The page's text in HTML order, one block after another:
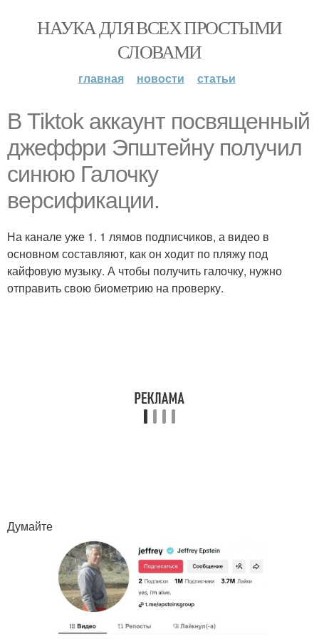
НАУКА ДЛЯ ВСЕХ ПРОСТЫМИ
СЛОВАМИ
главная новости статьи
В Tiktok аккаунт посвященный
джеффри Эпштейну получил
синюю Галочку
версификации.
На канале уже 1. 1 лямов подписчиков, а видео в
основном составляют, как он ходит по пляжу под
кайфовую музыку. А чтобы получить галочку, нужно
отправить свою биометрию на проверку.
Думайте